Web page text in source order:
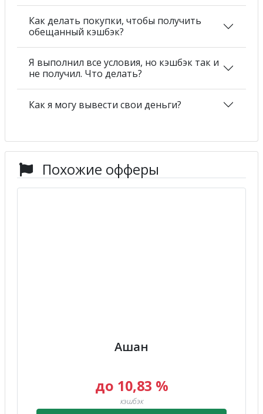
Как делать покупки, чтобы получить
обещанный кэшбэк?
Я выполнил все условия, но кэшбэк так и
не получил. Что делать?
Как я могу вывести свои деньги?
Похожие офферы
Ашан
до 10,83 %
кэшбэк